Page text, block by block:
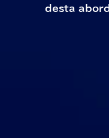
desta